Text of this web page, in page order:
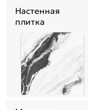
Настенная
плитка